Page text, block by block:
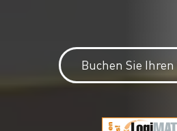
Buchen Sie